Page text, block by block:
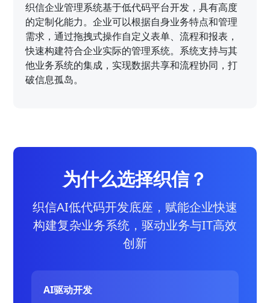
织信企业管理系统基于低代码平台开发，具有高度
的定制化能力。企业可以根据自身业务特点和管理
需求，通过拖拽式操作自定义表单、流程和报表，
快速构建符合企业实际的管理系统。系统支持与其
他业务系统的集成，实现数据共享和流程协同，打
破信息孤岛。
为什么选择织信？
织信AI低代码开发底座，赋能企业快速
构建复杂业务系统，驱动业务与IT高效
创新
AI驱动开发